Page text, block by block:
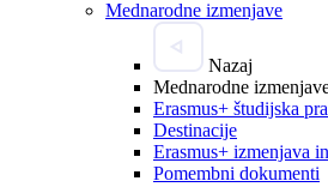
Mednarodne izmenjave
Nazaj
Mednarodne
Erasmus+ študijska
Destinacije
Erasmus+ izmenjava
Pomembni dokumenti